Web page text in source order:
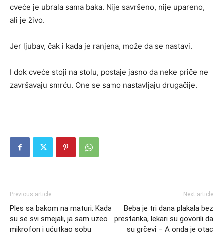
cveće je ubrala sama baka. Nije savršeno, nije upareno,
ali je živo.
Jer ljubav, čak i kada je ranjena, može da se nastavi.
I dok cveće stoji na stolu, postaje jasno da neke priče ne
završavaju smrću. One se samo nastavljaju drugačije.
Previous article
Ples sa bakom na maturi: Kada
su se svi smejali, ja sam uzeo
mikrofon i ućutkao sobu
Next article
Beba je tri dana plakala bez
prestanka, lekari su govorili da
su grčevi – A onda je otac